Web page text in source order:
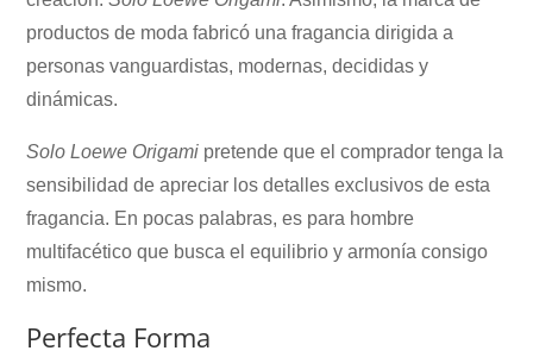
productos de moda fabricó una fragancia dirigida a
personas vanguardistas, modernas, decididas y
dinámicas.
Solo Loewe Origami pretende que el comprador tenga la
sensibilidad de apreciar los detalles exclusivos de esta
fragancia. En pocas palabras, es para hombre
multifacético que busca el equilibrio y armonía consigo
mismo.
Perfecta Forma